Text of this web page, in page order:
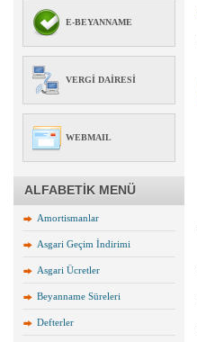
E-BEYANNAME
VERGI DAIRESI
WEBMAIL
ALFABETİK MENÜ
Amortismanlar
Asgari Geçim İndirimi
Asgari Ücretler
Beyanname Süreleri
Defterler